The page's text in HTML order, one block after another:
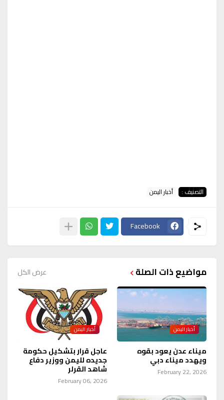
التصنيف : أخبار اليمن
Facebook
مواضيع ذات الصلة عرض الكل
أخبار اليمن
ميناء عدن يعود بقوه
ويهدد ميناء دبي
February 22, 2026
أخبار اليمن
عاجل قرار بتشكيل حكومة
جديده لليمن ووزير دفاع
شاهد القرلر
February 06, 2026